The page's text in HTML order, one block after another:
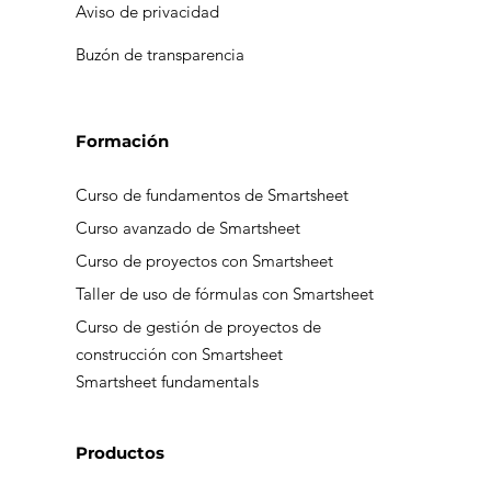
Productos
Formación
Curso de fundamentos de Smartsheet
Curso avanzado de Smartsheet
Curso de proyectos con Smartsheet
Taller de uso de fórmulas con Smartsheet
Curso de gestión de proyectos de
construcción con Smartsheet
Smartsheet fundamentals
Aviso de privacidad
Buzón de transparencia